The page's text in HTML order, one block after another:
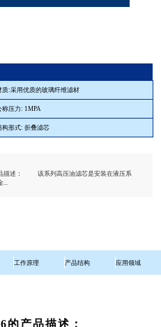
质:采用优质的玻璃纤维滤材
称压力: 1MPA
构形式: 折叠滤芯
描述： 该系列高压油滤芯是安装在液压系
工作原理 产品结构 应用领域
的产品描述：